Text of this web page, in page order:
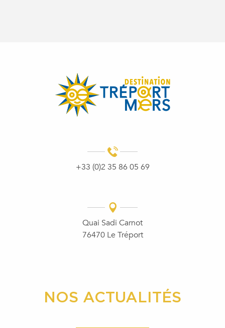
+33 (0)2 35 86 05 69
Quai Sadi Carnot
76470 Le Tréport
NOS ACTUALITÉS